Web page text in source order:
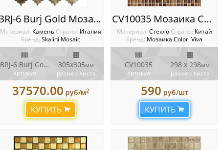
BRJ-6 Burj Gold Мозаика Artistic Stone Burj
Материал: Камень Cтрана: Италия
Бренд: Skalini Mosaic
BRJ-6 Burj Gold
артикул
305x305мм
размер листа
37570.00 руб/м2
КУПИТЬ
CV10035 Мозаика Colori Viva Crystal
Материал: Стекло Cтрана: Китай
Бренд: Мозаика Colori Viva
CV10035
артикул
298 x 298мм
размер листа
590 руб/шт
КУПИТЬ